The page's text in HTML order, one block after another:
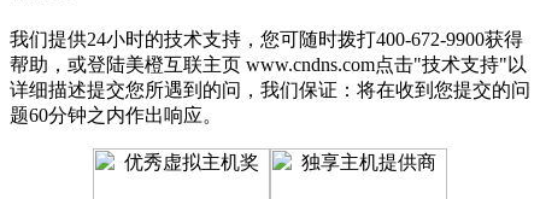
我们提供24小时的技术支持，您可随时拨打400-672-9900获得
帮助，或登陆美橙互联主页 www.cndns.com点击"技术支持"以
详细描述提交您所遇到的问，我们保证：将在收到您提交的问
题60分钟之内作出响应。